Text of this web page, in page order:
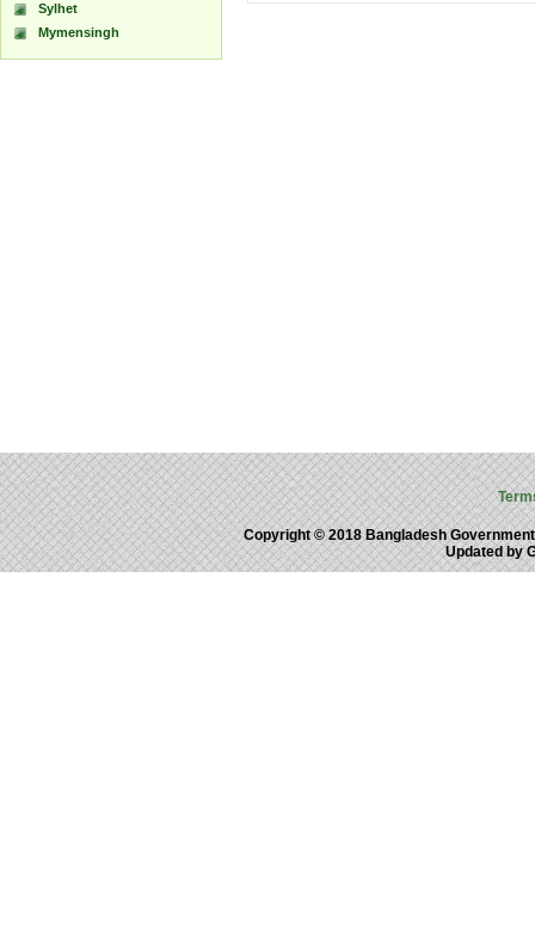
Sylhet
Mymensingh
Copyright © 2018 Bangladesh
Updated by